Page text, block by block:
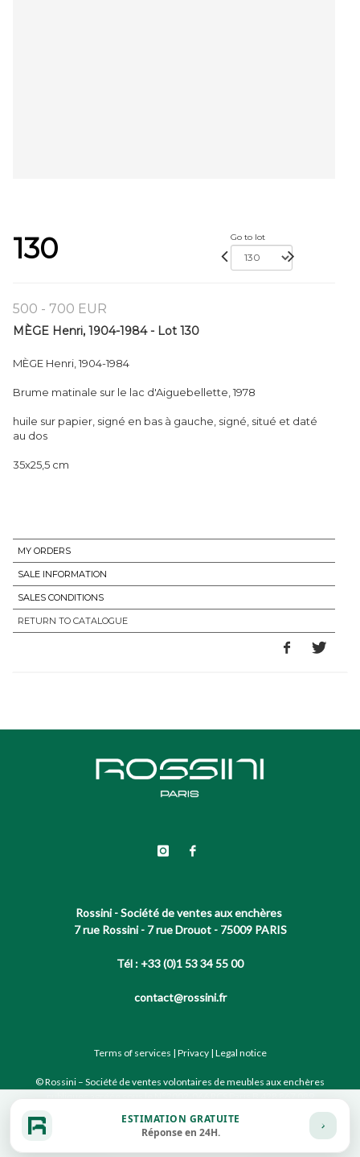
130 Go to lot
500 - 700 EUR
MÈGE Henri, 1904-1984 - Lot 130
MÈGE Henri, 1904-1984
Brume matinale sur le lac d'Aiguebellette, 1978
huile sur papier, signé en bas à gauche, signé, situé et daté
au dos
35x25,5 cm
MY ORDERS
SALE INFORMATION
SALES CONDITIONS
RETURN TO CATALOGUE
Rossini - Société de ventes aux enchères
7 rue Rossini - 7 rue Drouot - 75009 PARIS
Tél : +33 (0)1 53 34 55 00
contact@rossini.fr
Terms of services | Privacy| Legal notice
© Rossini – Société de ventes volontaires de meubles aux enchères
Site conçu par notre partenaire
ESTIMATION GRATUITE
Réponse en 24H.